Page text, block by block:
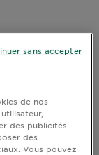
de nos
des publicités
des
Vous pouvez
sans accepter